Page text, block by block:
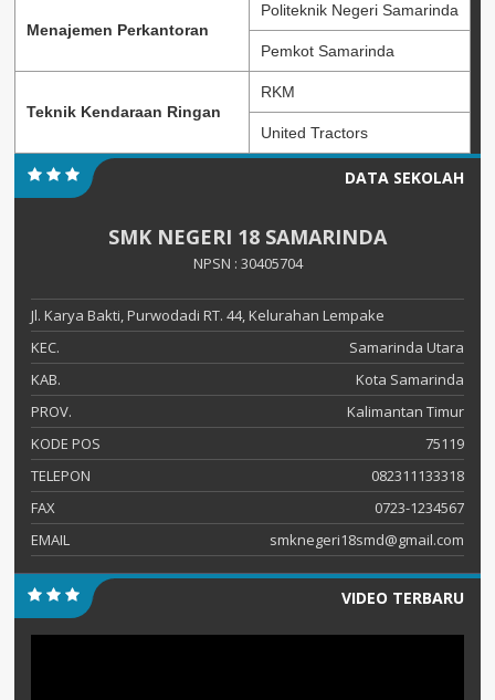
Menajemen Perkantoran
Politeknik Negeri Samarinda
Pemkot Samarinda
Teknik Kendaraan Ringan
RKM
United Tractors
DATA SEKOLAH
SMK NEGERI 18 SAMARINDA
NPSN : 30405704
Jl. Karya Bakti, Purwodadi RT. 44, Kelurahan Lempake
KEC.
Samarinda Utara
KAB.
Kota Samarinda
PROV.
Kalimantan Timur
KODE POS
75119
TELEPON
082311133318
FAX
0723-1234567
EMAIL
smknegeri18smd@gmail.com
VIDEO TERBARU